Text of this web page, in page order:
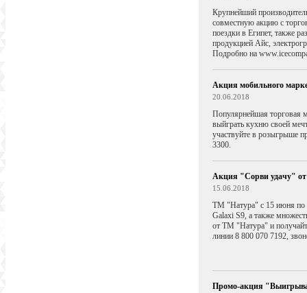
Крупнейший
совместную акцию с
поездки в Египет, также
продукцией Айс,
Подробно на
Акция мобильного
20.06.2018
Популярнейшая торговая
выйграть кухню своей
участвуйте в розыгрыше
3300.
Акция "Сорви удачу"
15.06.2018
ТМ "Натура" с 15 июня по
Galaxi S9, а также
от ТМ "Натура" и
линии 8 800 070 7192,
Промо-акция